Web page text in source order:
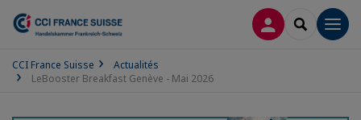
CONNEXION
CCI France Suisse
Actualités
LeBooster Breakfast Genève - Mai 2026